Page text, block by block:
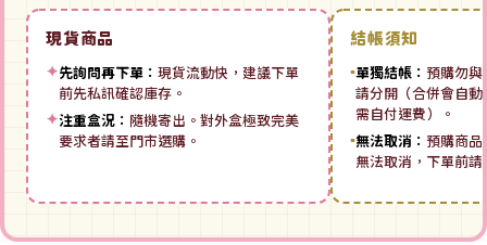
現貨商品
✦先詢問再下單： 現貨流動快，建議下單
前先私訊確認庫存。
✦注重盒況： 隨機寄出。對外盒極致完美
要求者請至門市選購。
結帳須知
▪單獨結帳： 預購勿與
請分開（合併會自
需自付運費）。
▪無法取消： 預購商品
無法取消，下單前